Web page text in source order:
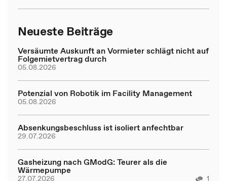
Neueste Beiträge
Versäumte Auskunft an Vormieter schlägt nicht auf
Folgemietvertrag durch
05.08.2026
Potenzial von Robotik im Facility Management
05.08.2026
Absenkungsbeschluss ist isoliert anfechtbar
29.07.2026
Gasheizung nach GModG: Teurer als die
Wärmepumpe
27.07.2026 1